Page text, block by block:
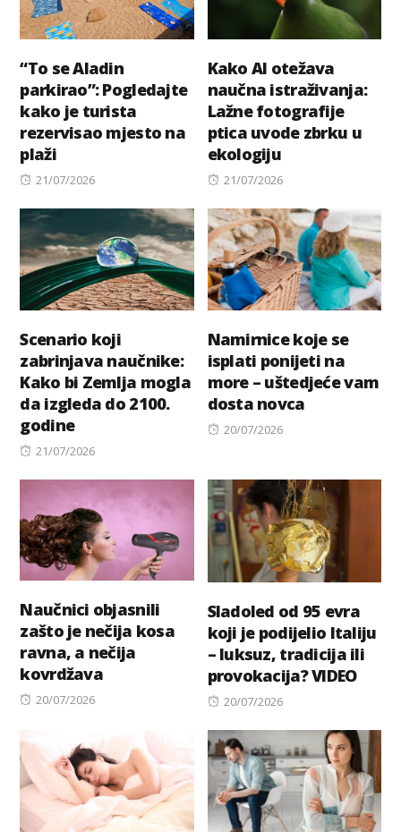
“To se Aladin
parkirao”: Pogledajte
kako je turista
rezervisao mjesto na
plaži
Posted
21/07/2026
Kako AI otežava
naučna istraživanja:
Lažne fotografije
ptica uvode zbrku u
ekologiju
Posted
21/07/2026
Scenario koji
zabrinjava naučnike:
Kako bi Zemlja mogla
da izgleda do 2100.
godine
Posted
21/07/2026
Namirnice koje se
isplati ponijeti na
more – uštedjeće vam
dosta novca
Posted
20/07/2026
Naučnici objasnili
zašto je nečija kosa
ravna, a nečija
kovrdžava
Posted
20/07/2026
Sladoled od 95 evra
koji je podijelio Italiju
– luksuz, tradicija ili
provokacija? VIDEO
Posted
20/07/2026